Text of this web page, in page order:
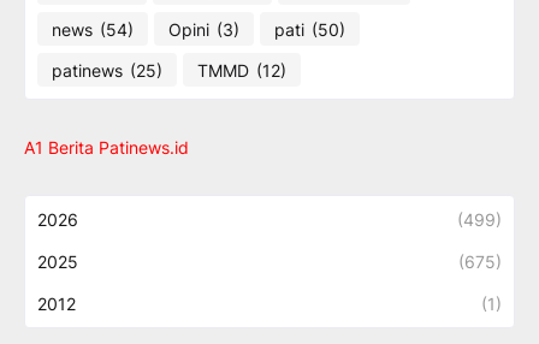
news (54) Opini (3) pati (50)
patinews (25) TMMD (12)
A1 Berita Patinews.id
2026 (499)
2025 (675)
2012 (1)